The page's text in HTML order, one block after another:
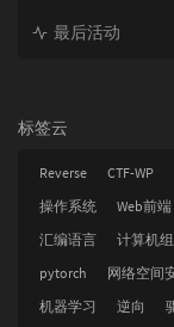
最后活动
标签云
Reverse CTF-WP
操作系统
Web前端
汇编语言
计算机
pytorch
网络空间
机器学习
逆向